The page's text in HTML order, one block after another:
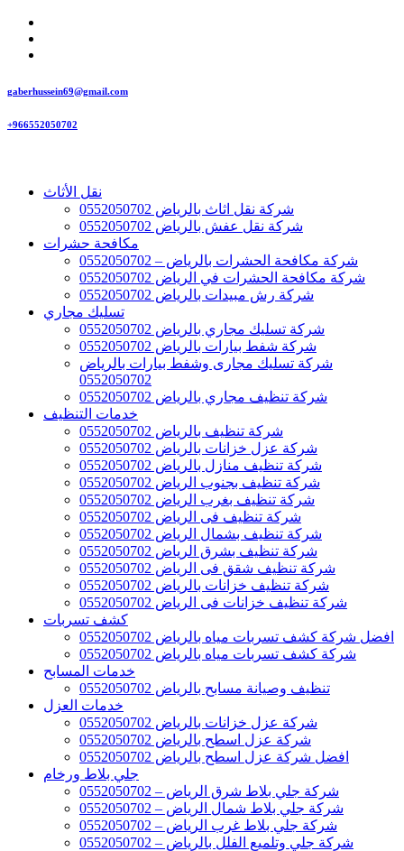
gaberhussein69@gmail.com
+966552050702
نقل الأثاث
شركة نقل اثاث بالرياض 0552050702
شركة نقل عفش بالرياض 0552050702
مكافحة حشرات
شركة مكافحة الحشرات بالرياض – 0552050702
شركة مكافحة الحشرات في الرياض 0552050702
شركة رش مبيدات بالرياض 0552050702
تسليك مجاري
شركة تسليك مجاري بالرياض 0552050702
شركة شفط بيارات بالرياض 0552050702
شركة تسليك مجارى وشفط بيارات بالرياض
0552050702
شركة تنظيف مجاري بالرياض 0552050702
خدمات التنظيف
شركة تنظيف بالرياض 0552050702
شركة عزل خزانات بالرياض 0552050702
شركة تنظيف منازل بالرياض 0552050702
شركة تنظيف بجنوب الرياض 0552050702
شركة تنظيف بغرب الرياض 0552050702
شركة تنظيف فى الرياض 0552050702
شركة تنظيف بشمال الرياض 0552050702
شركة تنظيف بشرق الرياض 0552050702
شركة تنظيف شقق فى الرياض 0552050702
شركة تنظيف خزانات بالرياض 0552050702
شركة تنظيف خزانات فى الرياض 0552050702
كشف تسربات
افضل شركة كشف تسربات مياه بالرياض 0552050702
شركة كشف تسربات مياه بالرياض 0552050702
خدمات المسابح
تنظيف وصيانة مسابح بالرياض 0552050702
خدمات العزل
شركة عزل خزانات بالرياض 0552050702
شركة عزل اسطح بالرياض 0552050702
افضل شركة عزل اسطح بالرياض 0552050702
جلي بلاط ورخام
شركة جلي بلاط شرق الرياض – 0552050702
شركة جلي بلاط شمال الرياض – 0552050702
شركة جلي بلاط غرب الرياض – 0552050702
شركة جلي وتلميع الفلل بالرياض – 0552050702